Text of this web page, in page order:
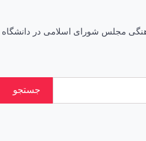
کمیسیون فرهنگی مجلس شورای اسلامی در دانشگاه